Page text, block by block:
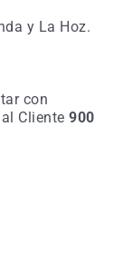
y La Hoz.
con
al Cliente900